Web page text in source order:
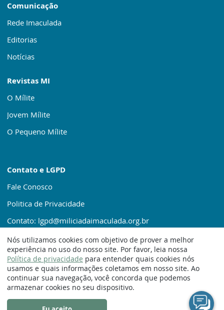
Comunicação
Rede Imaculada
Editorias
Notícias
Revistas MI
O Mílite
Jovem Mílite
O Pequeno Mílite
Contato e LGPD
Fale Conosco
Politica de Privacidade
Contato: lgpd@miliciadaimaculada.org.br
© 1920 – 2025. Milícia da Imaculada
Nós utilizamos cookies com objetivo de prover a melhor
experiência no uso do nosso site. Por favor, leia nossa
Política de privacidade para entender quais cookies nós
usamos e quais informações coletamos em nosso site. Ao
continuar sua navegação, você concorda que podemos
armazenar cookies no seu dispositivo.